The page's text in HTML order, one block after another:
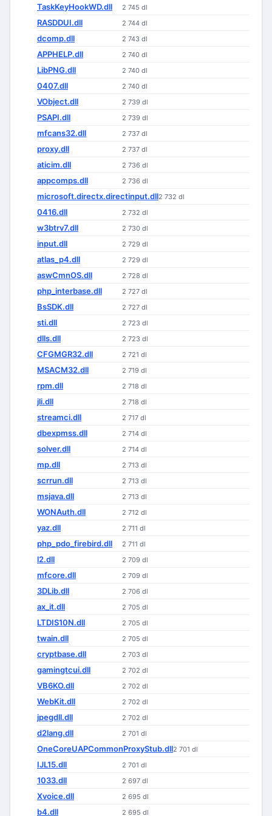
TaskKeyHookWD.dll 2 745 dl
RASDDUI.dll 2 744 dl
dcomp.dll 2 743 dl
APPHELP.dll 2 740 dl
LibPNG.dll 2 740 dl
0407.dll 2 740 dl
VObject.dll 2 739 dl
PSAPI.dll 2 739 dl
mfcans32.dll 2 737 dl
proxy.dll 2 737 dl
aticim.dll 2 736 dl
appcomps.dll 2 736 dl
microsoft.directx.directinput.dll2 732 dl
0416.dll 2 732 dl
w3btrv7.dll 2 730 dl
input.dll 2 729 dl
atlas_p4.dll 2 729 dl
aswCmnOS.dll 2 728 dl
php_interbase.dll 2 727 dl
BsSDK.dll 2 727 dl
sti.dll 2 723 dl
dlls.dll 2 723 dl
CFGMGR32.dll 2 721 dl
MSACM32.dll 2 719 dl
rpm.dll 2 718 dl
jli.dll 2 718 dl
streamci.dll 2 717 dl
dbexpmss.dll 2 714 dl
solver.dll 2 714 dl
mp.dll 2 713 dl
scrrun.dll 2 713 dl
msjava.dll 2 713 dl
WONAuth.dll 2 712 dl
yaz.dll 2 711 dl
php_pdo_firebird.dll 2 711 dl
l2.dll 2 709 dl
mfcore.dll 2 709 dl
3DLib.dll 2 706 dl
ax_it.dll 2 705 dl
LTDIS10N.dll 2 705 dl
twain.dll 2 705 dl
cryptbase.dll 2 703 dl
gamingtcui.dll 2 702 dl
VB6KO.dll 2 702 dl
WebKit.dll 2 702 dl
jpegdll.dll 2 702 dl
d2lang.dll 2 701 dl
OneCoreUAPCommonProxyStub.dll2 701 dl
IJL15.dll 2 701 dl
1033.dll 2 697 dl
Xvoice.dll 2 695 dl
b4.dll 2 695 dl